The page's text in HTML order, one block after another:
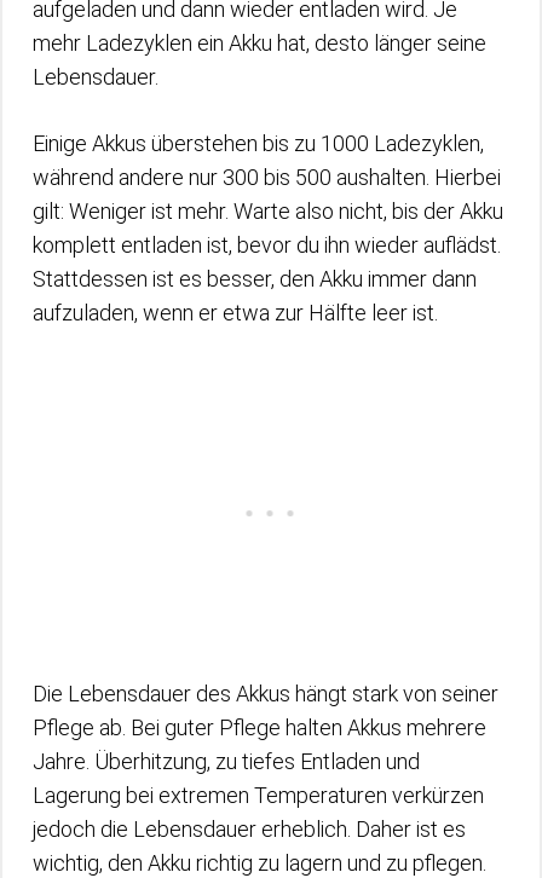
aufgeladen und dann wieder entladen wird. Je
mehr Ladezyklen ein Akku hat, desto länger seine
Lebensdauer.
Einige Akkus überstehen bis zu 1000 Ladezyklen,
während andere nur 300 bis 500 aushalten. Hierbei
gilt: Weniger ist mehr. Warte also nicht, bis der Akku
komplett entladen ist, bevor du ihn wieder auflädst.
Stattdessen ist es besser, den Akku immer dann
aufzuladen, wenn er etwa zur Hälfte leer ist.
Die Lebensdauer des Akkus hängt stark von seiner
Pflege ab. Bei guter Pflege halten Akkus mehrere
Jahre. Überhitzung, zu tiefes Entladen und
Lagerung bei extremen Temperaturen verkürzen
jedoch die Lebensdauer erheblich. Daher ist es
wichtig, den Akku richtig zu lagern und zu pflegen.